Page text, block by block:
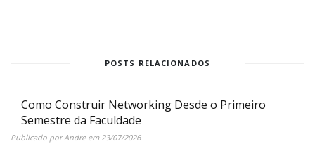
POSTS RELACIONADOS
Como Construir Networking Desde o Primeiro
Semestre da Faculdade
Publicado porAndreem23/07/2026